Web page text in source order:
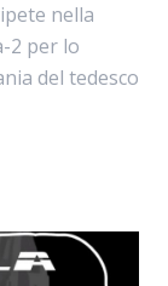
nella
2 per lo
del tedesco